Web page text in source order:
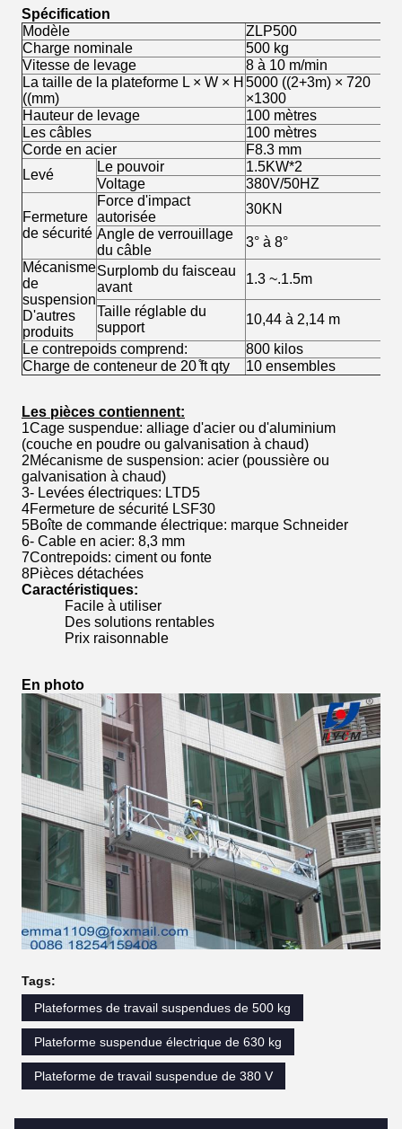
Spécification
Modèle
ZLP500
Charge nominale
500 kg
Vitesse de levage
8 à 10 m/min
La taille de la plateforme L × W × H
((mm)
5000 ((2+3m) × 720
×1300
Hauteur de levage
100 mètres
Les câbles
100 mètres
Corde en acier
F8.3 mm
Levé
Le pouvoir
1.5KW*2
Voltage
380V/50HZ
Fermeture
de sécurité
Force d'impact
autorisée
30KN
Angle de verrouillage
du câble
3° à 8°
Mécanisme
de
suspension
D'autres
produits
Surplomb du faisceau
avant
1.3 ~.1.5m
Taille réglable du
support
10,44 à 2,14 m
Le contrepoids comprend:
800 kilos
Charge de conteneur de 20 ̊ft qty
10 ensembles
Les pièces contiennent:
1Cage suspendue: alliage d'acier ou d'aluminium
(couche en poudre ou galvanisation à chaud)
2Mécanisme de suspension: acier (poussière ou
galvanisation à chaud)
3- Levées électriques: LTD5
4Fermeture de sécurité LSF30
5Boîte de commande électrique: marque Schneider
6- Cable en acier: 8,3 mm
7Contrepoids: ciment ou fonte
8Pièces détachées
Caractéristiques:
Facile à utiliser
Des solutions rentables
Prix raisonnable
En photo
Tags:
Plateformes de travail suspendues de 500 kg
Plateforme suspendue électrique de 630 kg
Plateforme de travail suspendue de 380 V